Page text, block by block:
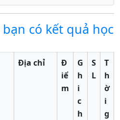
có kết quả học
Địa chỉ
Đ
iể
m
G
h
i
c
h
S
L
T
h
ờ
i
g